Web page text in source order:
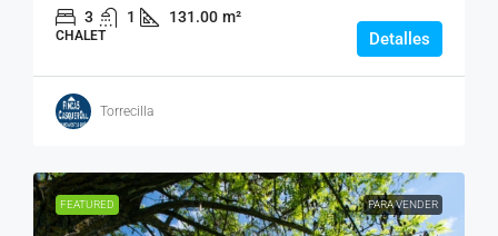
3 1 131.00 m²
CHALET Detalles
Torrecilla
FEATURED PARA VENDER